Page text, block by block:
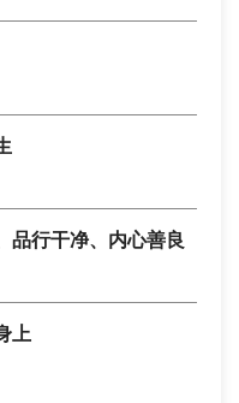
品行干净、内心善良
上